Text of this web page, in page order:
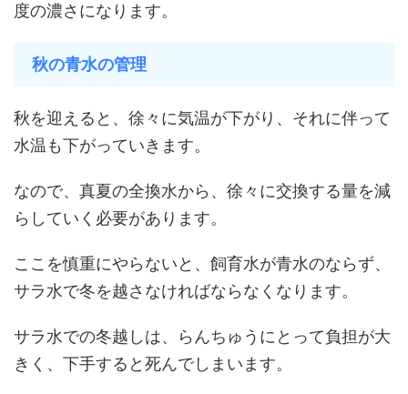
度の濃さになります。
秋の青水の管理
秋を迎えると、徐々に気温が下がり、それに伴って
水温も下がっていきます。
なので、真夏の全換水から、徐々に交換する量を減
らしていく必要があります。
ここを慎重にやらないと、飼育水が青水のならず、
サラ水で冬を越さなければならなくなります。
サラ水での冬越しは、らんちゅうにとって負担が大
きく、下手すると死んでしまいます。